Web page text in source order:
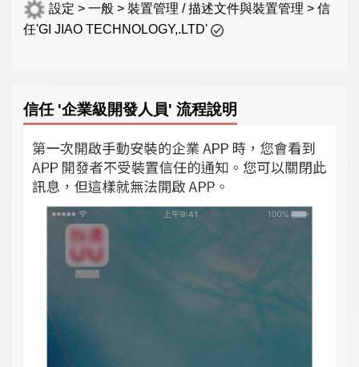
設定 > 一般 > 裝置管理 / 描述文件與裝置管理 > 信
任'GI JIAO TECHNOLOGY,.LTD'
信任 '企業級開發人員' 流程說明